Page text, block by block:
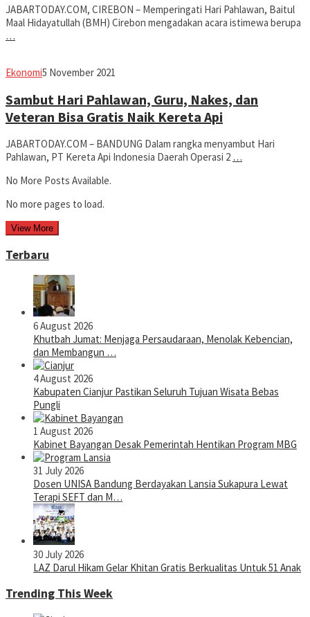
JABARTODAY.COM, CIREBON – Memperingati Hari Pahlawan, Baitul
Maal Hidayatullah (BMH) Cirebon mengadakan acara istimewa berupa
…
EkonomiAvila
5 November 2021
Sambut Hari Pahlawan, Guru, Nakes, dan
Veteran Bisa Gratis Naik Kereta Api
JABARTODAY.COM – BANDUNG Dalam rangka menyambut Hari
Pahlawan, PT Kereta Api Indonesia Daerah Operasi 2 …
No More Posts Available.
No more pages to load.
View More
Terbaru
6 August 2026
Khutbah Jumat: Menjaga Persaudaraan, Menolak Kebencian,
dan Membangun …
4 August 2026
Kabupaten Cianjur Pastikan Seluruh Tujuan Wisata Bebas
Pungli
1 August 2026
Kabinet Bayangan Desak Pemerintah Hentikan Program MBG
31 July 2026
Dosen UNISA Bandung Berdayakan Lansia Sukapura Lewat
Terapi SEFT dan M…
30 July 2026
LAZ Darul Hikam Gelar Khitan Gratis Berkualitas Untuk 51 Anak
Trending This Week